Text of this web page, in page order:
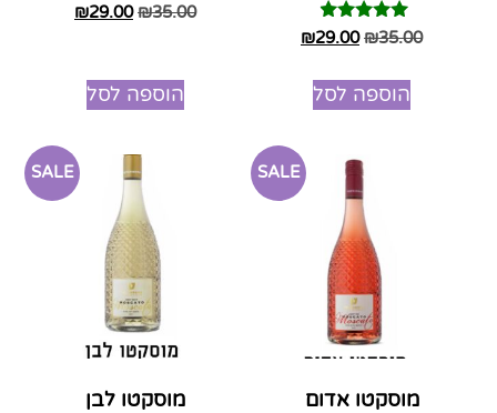
דורג
4.75
₪35.00
₪29.00
הוספה לסל
₪35.00
₪29.00
הוספה לסל
SALE
מוסקטו אדום
SALE
מוסקטו לבן